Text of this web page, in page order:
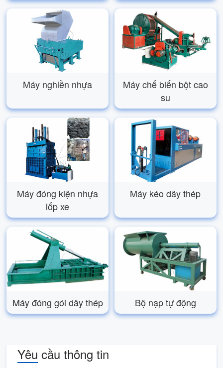
Máy nghiền nhựa
Máy chế biến bột cao
su
Máy đóng kiện nhựa
lốp xe
Máy kéo dây thép
Máy đóng gói dây thép Bộ nạp tự động
Yêu cầu thông tin